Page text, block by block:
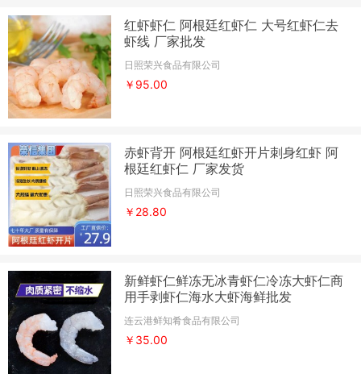
红虾虾仁 阿根廷红虾仁 大号红虾仁去
虾线 厂家批发
日照荣兴食品有限公司
￥95.00
赤虾背开 阿根廷红虾开片刺身红虾 阿
根廷红虾仁 厂家发货
日照荣兴食品有限公司
￥28.80
新鲜虾仁鲜冻无冰青虾仁冷冻大虾仁商
用手剥虾仁海水大虾海鲜批发
连云港鲜知肴食品有限公司
￥35.00